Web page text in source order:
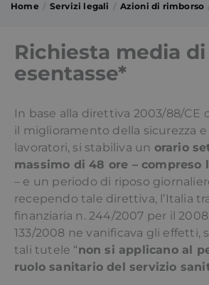
Home Servizi legali Azioni di rimborso
Richiesta media
esentasse*
In base alla direttiva 2003/88/CE
il miglioramento della sicurezza
lavoratori, si stabiliva un orario
massimo di 48 ore – compreso
– e un periodo di riposo
recependo tale direttiva, l’Italia
finanziaria n. 244/2007 per il
133/2008 ne vanificava gli effetti,
tali tutele “non si applicano al
ruolo sanitario del servizio